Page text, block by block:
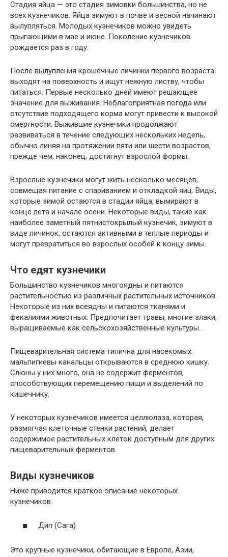
Стадия яйца — это стадия зимовки большинства, но не
всех кузнечиков. Яйца зимуют в почве и весной начинают
вылупляться. Молодых кузнечиков можно увидеть
прыгающими в мае и июне. Поколение кузнечиков
рождается раз в году.
После вылупления крошечные личинки первого возраста
выходят на поверхность и ищут нежную листву, чтобы
питаться. Первые несколько дней имеют решающее
значение для выживания. Неблагоприятная погода или
отсутствие подходящего корма могут привести к высокой
смертности. Выжившие кузнечики продолжают
развиваться в течение следующих нескольких недель,
обычно линяя на протяжении пяти или шести возрастов,
прежде чем, наконец, достигнут взрослой формы.
Взрослые кузнечики могут жить несколько месяцев,
совмещая питание с спариванием и откладкой яиц. Виды,
которые зимой остаются в стадии яйца, вымирают в
конце лета и начале осени. Некоторые виды, такие как
наиболее заметный пятнистокрылый кузнечик, зимуют в
виде личинок, остаются активными в теплые периоды и
могут превратиться во взрослых особей к концу зимы.
Что едят кузнечики
Большинство кузнечиков многоядны и питаются
растительностью из различных растительных источников.
Некоторые из них всеядны и питаются тканями и
фекалиями животных. Предпочитает травы, многие злаки,
выращиваемые как сельскохозяйственные культуры.
Пищеварительная система типична для насекомых:
мальпигиевы канальцы открываются в среднюю кишку.
Слюны у них много, она не содержит ферментов,
способствующих перемещению пищи и выделений по
кишечнику.
У некоторых кузнечиков имеется целлюлаза, которая,
размягчая клеточные стенки растений, делает
содержимое растительных клеток доступным для других
пищеварительных ферментов.
Виды кузнечиков
Ниже приводится краткое описание некоторых
кузнечиков.
Дип (Сага)
Это крупные кузнечики, обитающие в Европе, Азии,